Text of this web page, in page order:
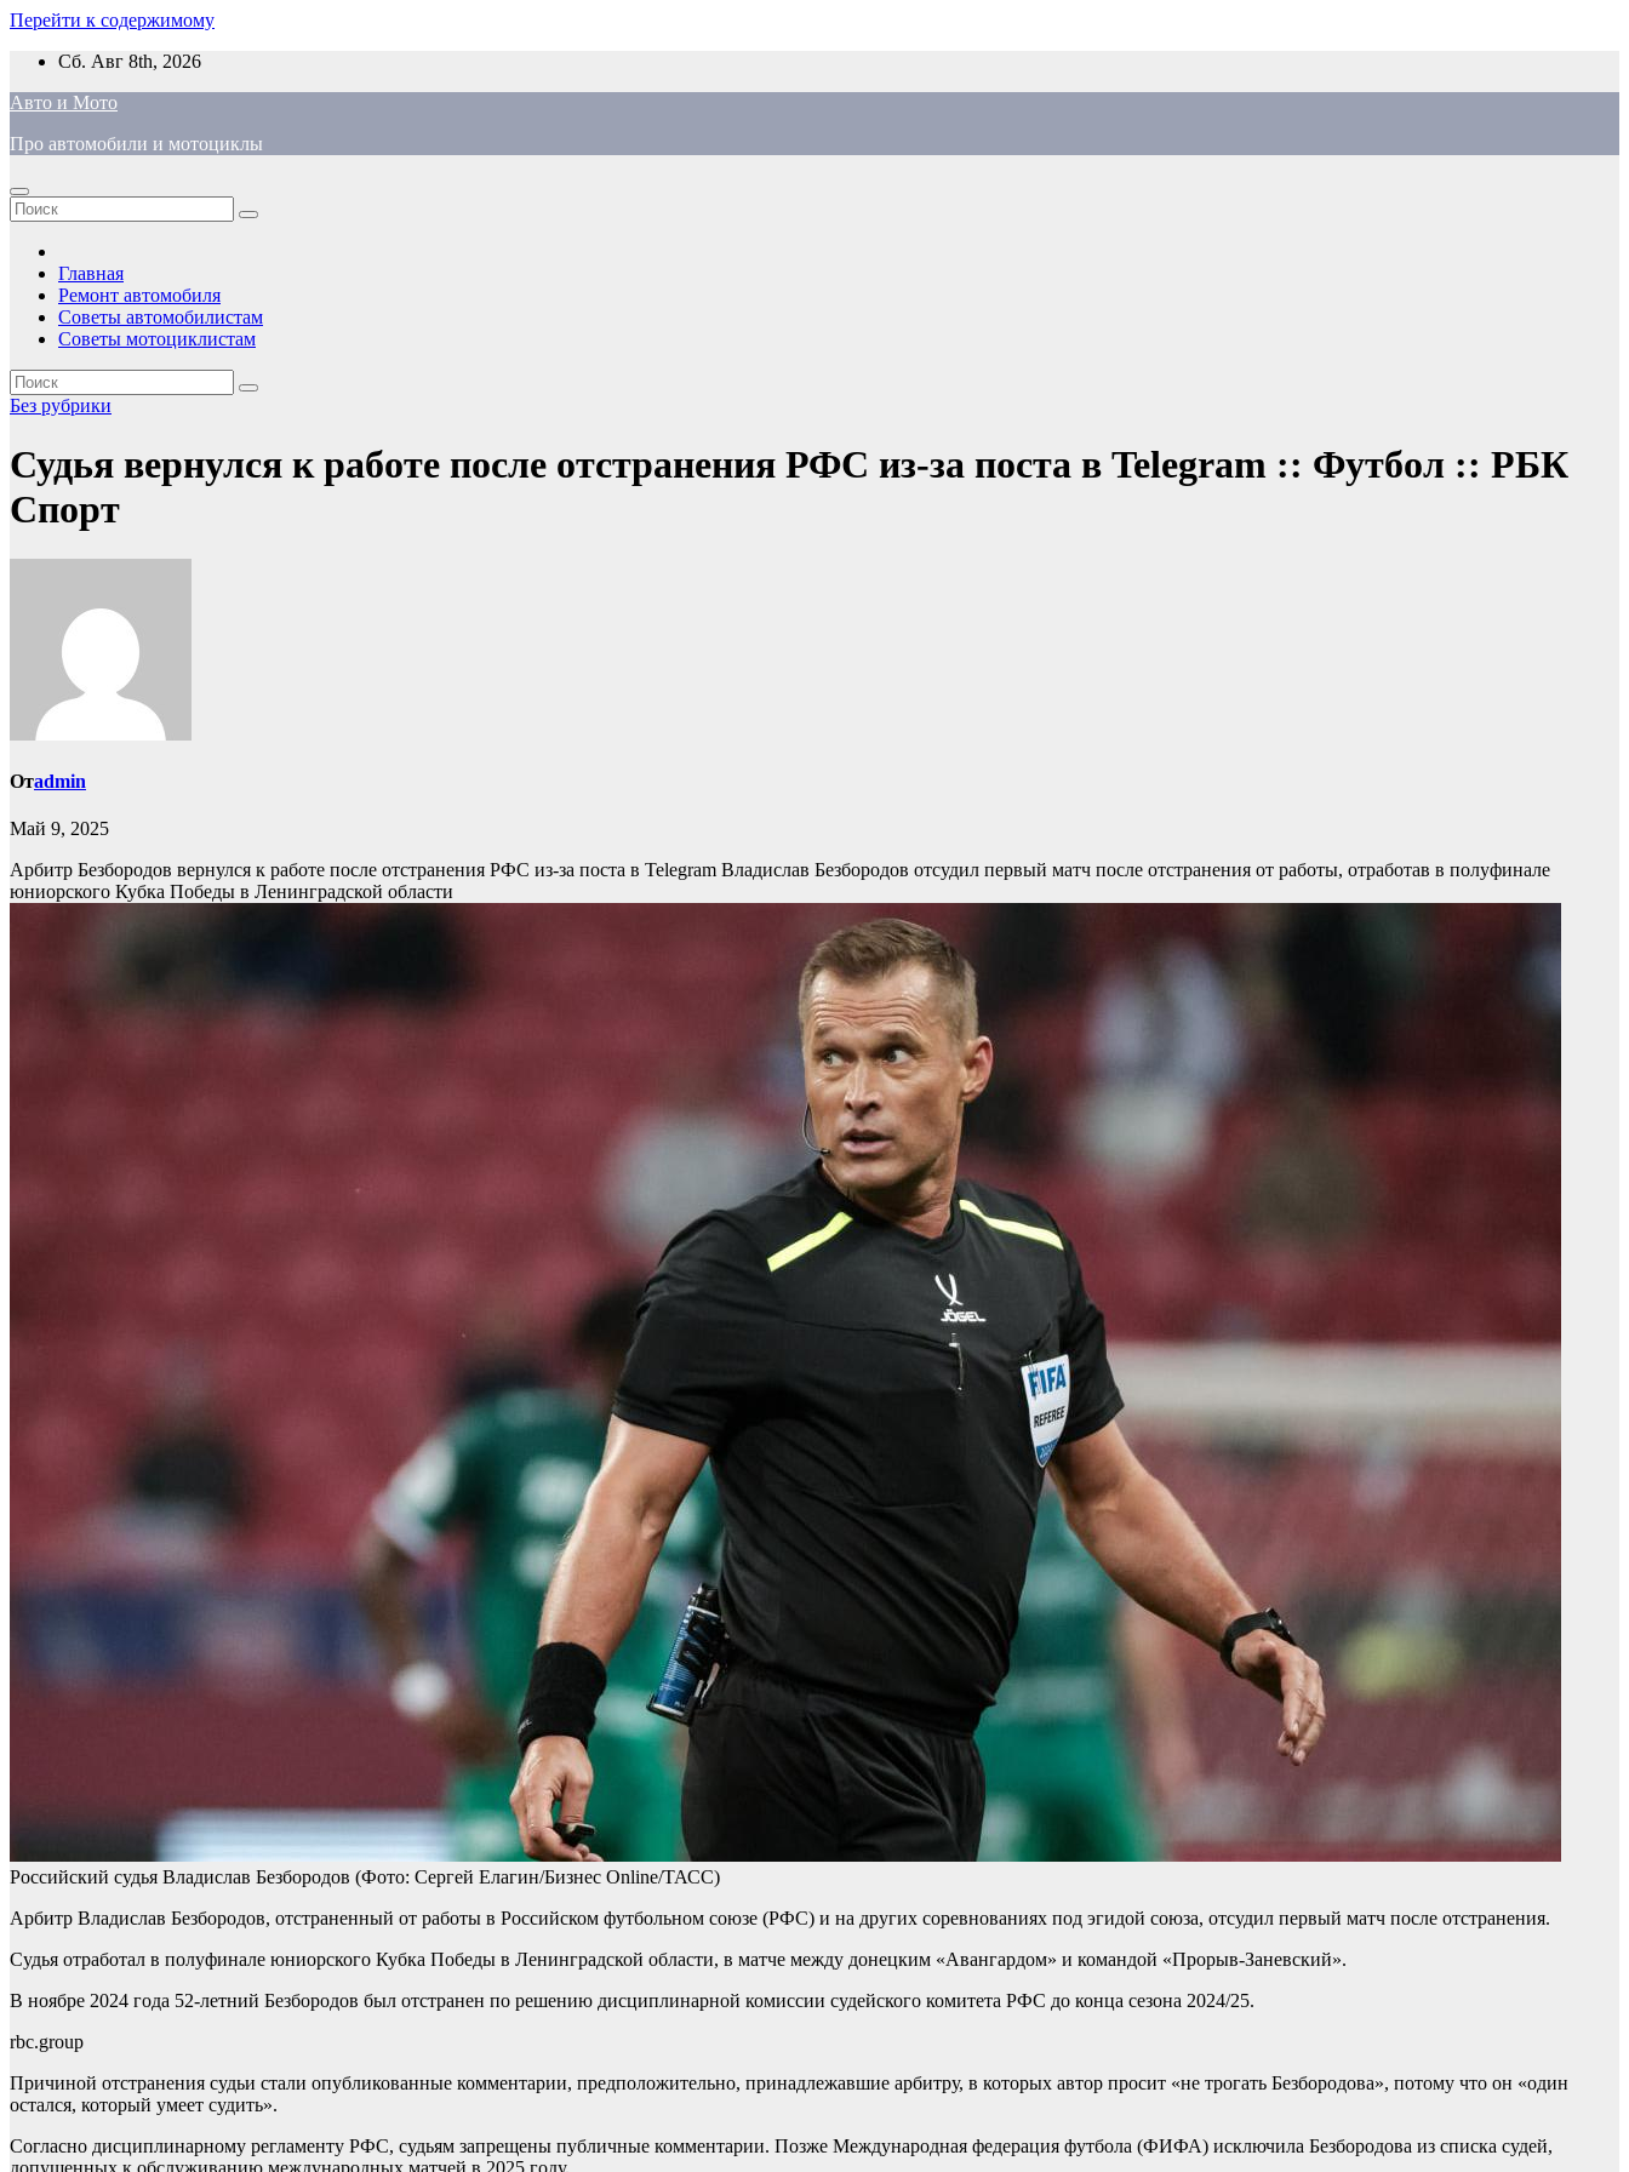
Перейти к содержимому
Сб. Авг 8th, 2026
Авто и Мото
Про автомобили и мотоциклы
Главная
Ремонт автомобиля
Советы автомобилистам
Советы мотоциклистам
Без рубрики
Судья вернулся к работе после отстранения РФС из-за поста в Telegram :: Футбол :: РБК
Спорт
Отadmin
Май 9, 2025
Арбитр Безбородов вернулся к работе после отстранения РФС из-за поста в Telegram Владислав Безбородов отсудил первый матч после отстранения от работы, отработав в полуфинале
юниорского Кубка Победы в Ленинградской области
Российский судья Владислав Безбородов (Фото: Сергей Елагин/Бизнес Online/ТАСС)
Арбитр Владислав Безбородов, отстраненный от работы в Российском футбольном союзе (РФС) и на других соревнованиях под эгидой союза, отсудил первый матч после отстранения.
Судья отработал в полуфинале юниорского Кубка Победы в Ленинградской области, в матче между донецким «Авангардом» и командой «Прорыв-Заневский».
В ноябре 2024 года 52-летний Безбородов был отстранен по решению дисциплинарной комиссии судейского комитета РФС до конца сезона 2024/25.
rbc.group
Причиной отстранения судьи стали опубликованные комментарии, предположительно, принадлежавшие арбитру, в которых автор просит «не трогать Безбородова», потому что он «один
остался, который умеет судить».
Согласно дисциплинарному регламенту РФС, судьям запрещены публичные комментарии. Позже Международная федерация футбола (ФИФА) исключила Безбородова из списка судей,